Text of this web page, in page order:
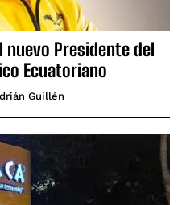
nuevo Presidente del
Ecuatoriano
Guillén